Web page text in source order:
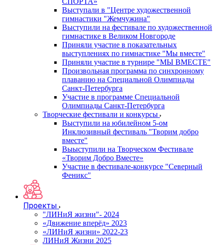
Выступали в "Центре художественной
гимнастики "Жемчужина"
Выступили на фестивале по художественной
гимнастике в Великом Новгороде
Приняли участие в показательных
выступлениях по гимнастике "Мы вместе"
Приняли участие в турнире "МЫ ВМЕСТЕ"
Произвольная программа по синхронному
плаванию на Специальной Олимпиады
Санкт-Петербурга
Участие в программе Специальной
Олимпиады Санкт-Петербурга
Творческие фестивали и конкурсы
Выступили на юбилейном 5-ом
Инклюзивный фестиваль "Творим добро
вместе"
Выыступили на Творческом Фестивале
«Творим Добро Вместе»
Участие в фестивале-конкурсе "Северный
Феникс"
Проекты
"ЛИНиЯ жизни"- 2024
«Движение вперёд» 2023
«ЛИНиЯ жизни» 2022-23
ЛИНиЯ Жизни 2025